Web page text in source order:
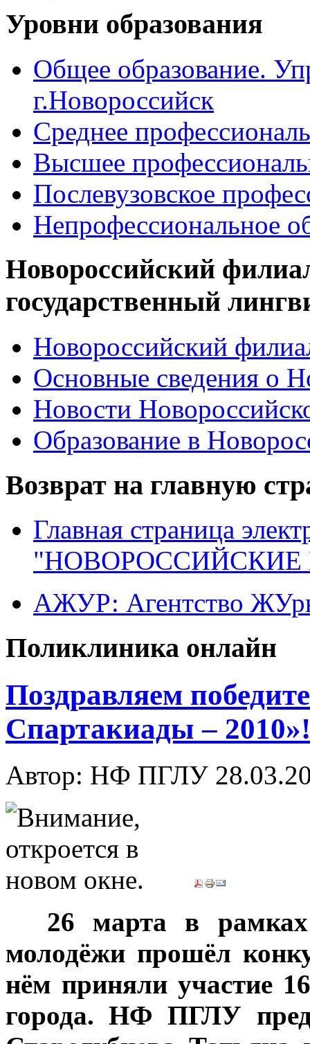
Уровни образования
Общее образование.
г.Новороссийск
Среднее
Высшее
Послевузовское
Непрофессиональное
Новороссийский
государственный
Новороссийский
Основные сведения о
Новости
Образование в
Возврат на главную
Главная страница
"НОВОРОССИЙСКИЕ
АЖУР: Агентство
Поликлиника онлайн
Поздравляем
Спартакиады – 2010»!
Автор: НФ ПГЛУ
26 марта в рамках
молодёжи прошёл
нём приняли участие
города. НФ ПГЛУ